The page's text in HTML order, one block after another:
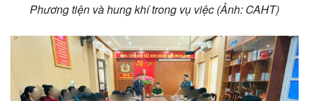
Phương tiện và hung khí trong vụ việc (Ảnh: CAHT)